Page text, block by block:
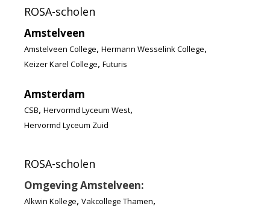
ROSA-scholen
Amstelveen
Amstelveen College, Hermann Wesselink College,
Keizer Karel College, Futuris
Amsterdam
CSB, Hervormd Lyceum West,
Hervormd Lyceum Zuid
ROSA-scholen
Omgeving Amstelveen:
Alkwin Kollege, Vakcollege Thamen,